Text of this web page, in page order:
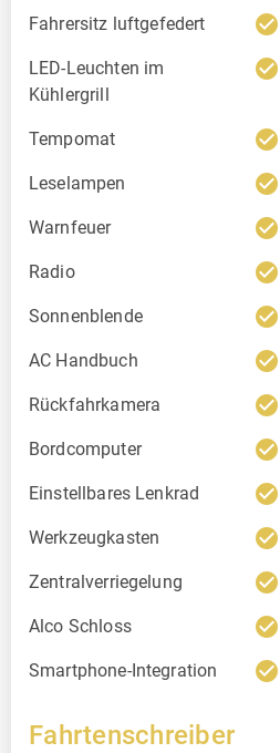
Fahrersitz luftgefedert check_circle
LED-Leuchten im
Kühlergrill
check_circle
Tempomat check_circle
Leselampen check_circle
Warnfeuer check_circle
Radio check_circle
Sonnenblende check_circle
AC Handbuch check_circle
Rückfahrkamera check_circle
Bordcomputer check_circle
Einstellbares Lenkrad check_circle
Werkzeugkasten check_circle
Zentralverriegelung check_circle
Alco Schloss check_circle
Smartphone-Integration check_circle
Fahrtenschreiber